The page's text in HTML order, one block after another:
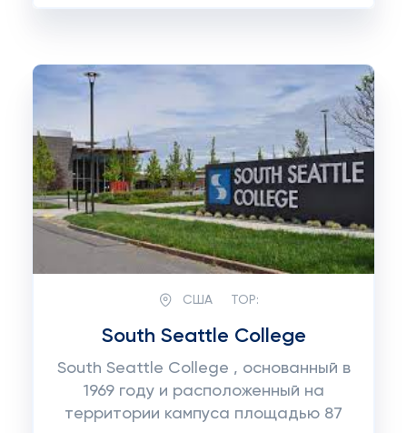
США TOP:
South Seattle College
South Seattle College , основанный в
1969 году и расположенный на
территории кампуса площадью 87